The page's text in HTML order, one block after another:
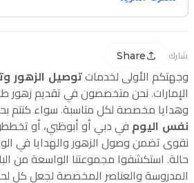
شارك Share
وجهتكم الأولى لخدمات توصيل الزهور
الإمارات. نحن متخصصون في تقديم زهور
وهدايا مخصصة لكل مناسبة. سواء كنتم
نفس اليوم في دبي أو أبوظبي، أو
نقوى تضمن وصول الزهور والهدايا في
حالة. استكشفوا مجموعتنا الواسعة من
المدروسة والعناصر المخصصة لجعل كل